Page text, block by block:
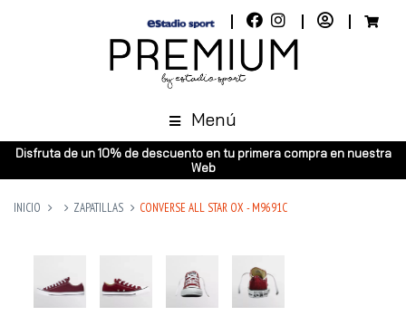
Menú
Disfruta de un 10% de descuento en tu primera compra en nuestra
Web
INICIO ZAPATILLAS CONVERSE ALL STAR OX - M9691C